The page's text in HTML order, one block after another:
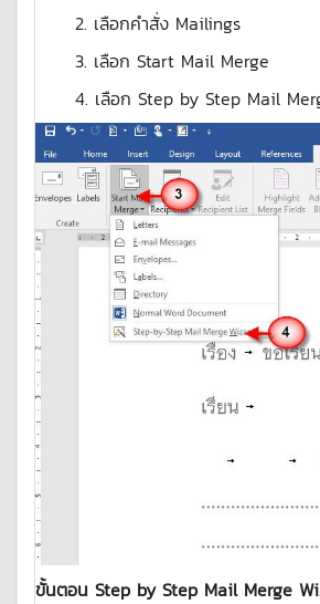
2. เลือกคำสั่ง Mailings
3. เลือก Start Mail Merge
4. เลือก Step by Step Mail
ขั้นตอน Step by Step Mail Merge